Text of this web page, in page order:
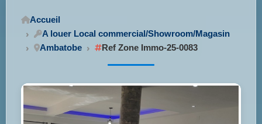
Accueil
A louer Local commercial/Showroom/Magasin
Ambatobe
Ref Zone Immo-25-0083